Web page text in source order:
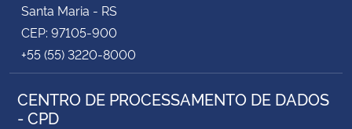
Santa Maria - RS
CEP: 97105-900
+55 (55) 3220-8000
CENTRO DE PROCESSAMENTO DE DADOS
- CPD